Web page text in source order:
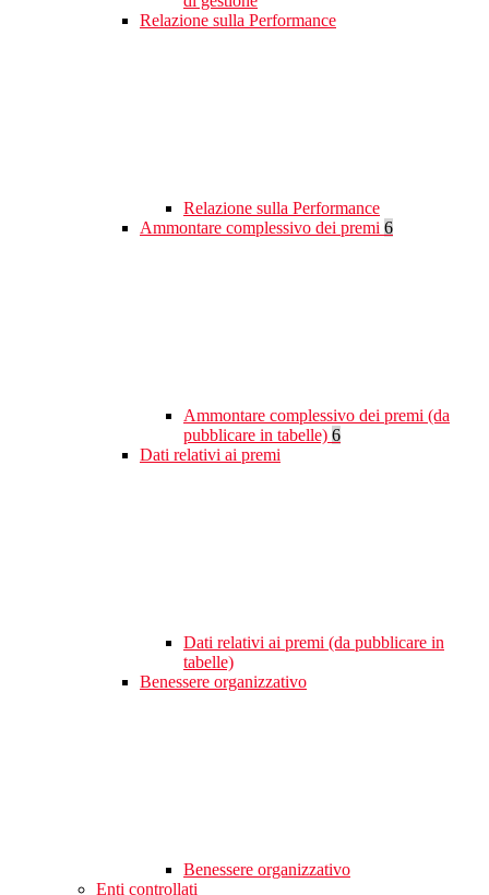
Relazione sulla Performance
Relazione sulla Performance
Ammontare complessivo dei premi 6
Ammontare complessivo dei premi (da
pubblicare in tabelle) 6
Dati relativi ai premi
Dati relativi ai premi (da pubblicare in
tabelle)
Benessere organizzativo
Benessere organizzativo
Enti controllati